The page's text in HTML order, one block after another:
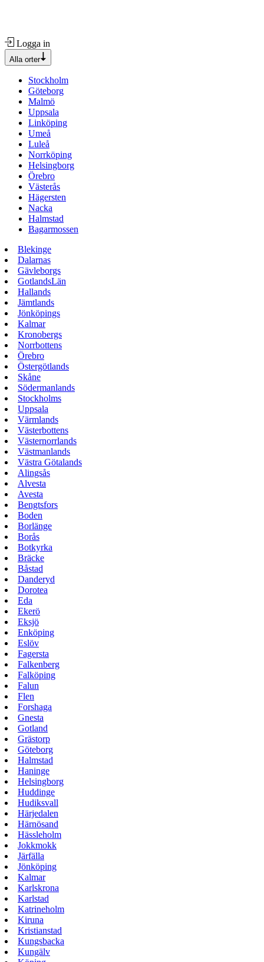
Logga in
Alla orter
Stockholm
Göteborg
Malmö
Uppsala
Linköping
Umeå
Luleå
Norrköping
Helsingborg
Örebro
Västerås
Hägersten
Nacka
Halmstad
Bagarmossen
Blekinge
Dalarnas
Gävleborgs
GotlandsLän
Hallands
Jämtlands
Jönköpings
Kalmar
Kronobergs
Norrbottens
Örebro
Östergötlands
Skåne
Södermanlands
Stockholms
Uppsala
Värmlands
Västerbottens
Västernorrlands
Västmanlands
Västra Götalands
Alingsås
Alvesta
Avesta
Bengtsfors
Boden
Borlänge
Borås
Botkyrka
Bräcke
Båstad
Danderyd
Dorotea
Eda
Ekerö
Eksjö
Enköping
Eslöv
Fagersta
Falkenberg
Falköping
Falun
Flen
Forshaga
Gnesta
Gotland
Grästorp
Göteborg
Halmstad
Haninge
Helsingborg
Huddinge
Hudiksvall
Härjedalen
Härnösand
Hässleholm
Jokkmokk
Järfälla
Jönköping
Kalmar
Karlskrona
Karlstad
Katrineholm
Kiruna
Kristianstad
Kungsbacka
Kungälv